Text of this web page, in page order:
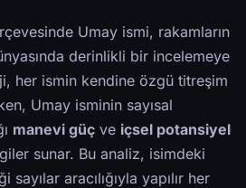
Umay ismi, rakamların
derinlikli bir incelemeye
her ismin kendine özgü titreşim
Umay isminin sayısal
manevi güç ve içsel potansiyel
sunar. Bu analiz, isimdeki
sayılar aracılığıyla yapılır her